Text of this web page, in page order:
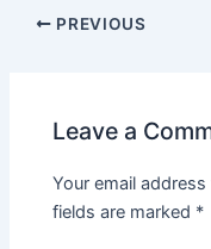
Post
PREVIOUS
Leave a
Your email
fields are marked *